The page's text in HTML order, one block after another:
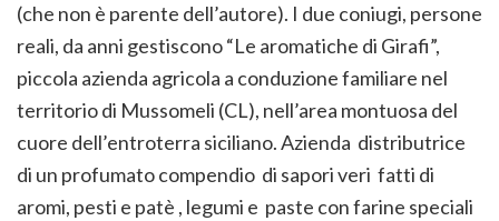
(che non è parente dell’autore). I due coniugi, persone
reali, da anni gestiscono “Le aromatiche di Girafi”,
piccola azienda agricola a conduzione familiare nel
territorio di Mussomeli (CL), nell’area montuosa del
cuore dell’entroterra siciliano. Azienda distributrice
di un profumato compendio di sapori veri fatti di
aromi, pesti e patè , legumi e paste con farine speciali